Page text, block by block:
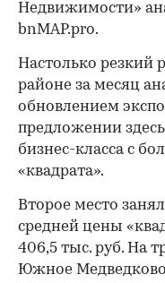
Недвижимости»
bnMAP.pro.
Настолько резкий
районе за месяц
обновлением
предложении
бизнес-класса с
«квадрата».
Второе место
средней цены
406,5 тыс. руб. На
Южное